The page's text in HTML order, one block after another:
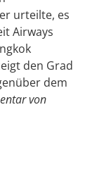
urteilte, es
Airways
den Grad
dem
von